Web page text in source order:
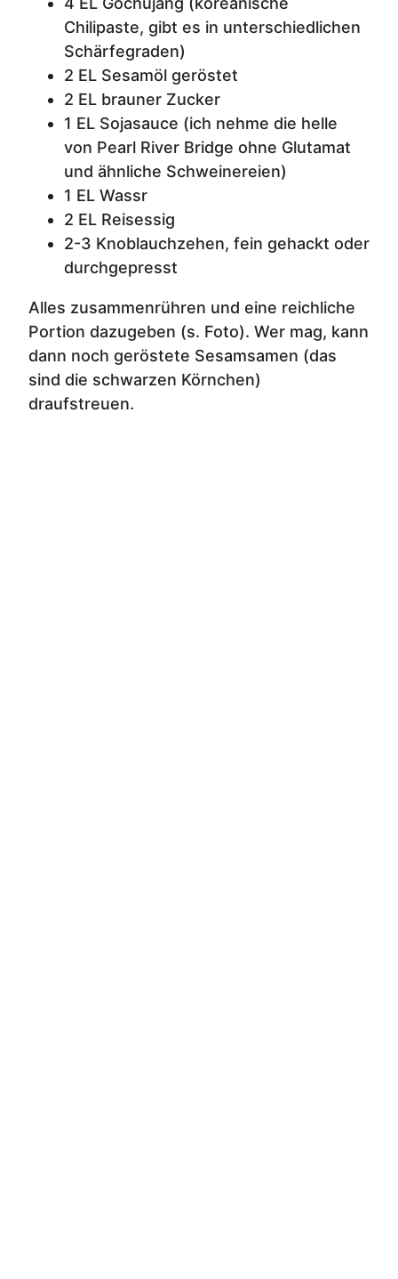
Chilipaste, gibt es in unterschiedlichen
Schärfegraden)
2 EL Sesamöl geröstet
2 EL brauner Zucker
1 EL Sojasauce (ich nehme die helle
von Pearl River Bridge ohne Glutamat
und ähnliche Schweinereien)
1 EL Wassr
2 EL Reisessig
2-3 Knoblauchzehen, fein gehackt oder
durchgepresst
Alles zusammenrühren und eine reichliche
Portion dazugeben (s. Foto). Wer mag, kann
dann noch geröstete Sesamsamen (das
sind die schwarzen Körnchen)
draufstreuen.